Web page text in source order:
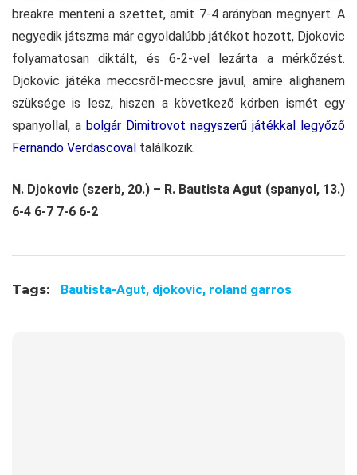
breakre menteni a szettet, amit 7-4 arányban megnyert. A
negyedik játszma már egyoldalúbb játékot hozott, Djokovic
folyamatosan diktált, és 6-2-vel lezárta a mérkőzést.
Djokovic játéka meccsről-meccsre javul, amire alighanem
szüksége is lesz, hiszen a következő körben ismét egy
spanyollal, a bolgár Dimitrovot nagyszerű játékkal legyőző
Fernando Verdascoval találkozik.
N. Djokovic (szerb, 20.) – R. Bautista Agut (spanyol, 13.)
6-4 6-7 7-6 6-2
Tags: Bautista-Agut, djokovic, roland garros